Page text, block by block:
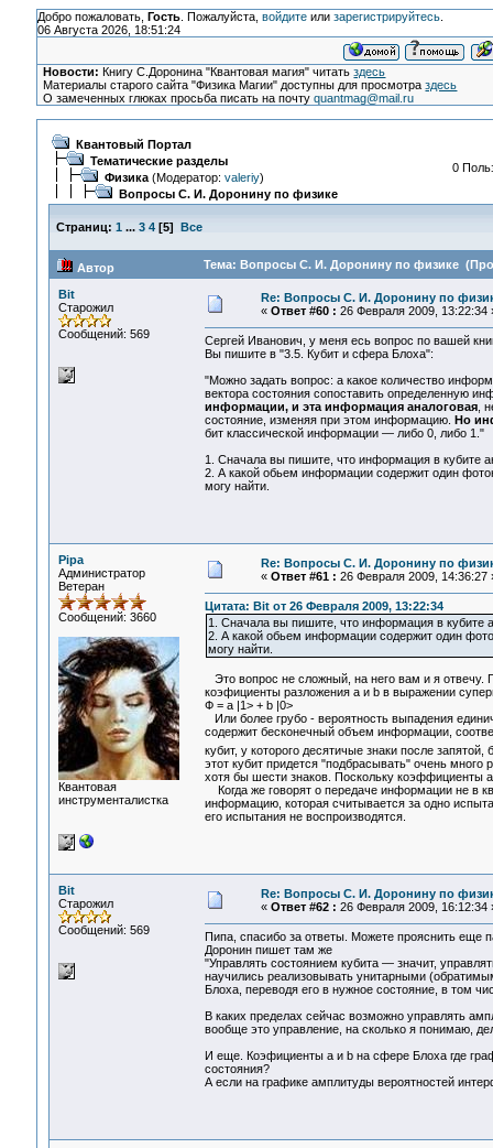
Добро пожаловать, Гость. Пожалуйста, войдитеили зарегистрируйтесь.
06 Августа 2026, 18:51:24
Новости: Книгу С.Доронина "Квантовая магия" читатьздесь
Материалы старого сайта "Физика Магии" доступны для просмотраздесь
О замеченных глюках просьба писать на почтуquantmag@mail.ru
Квантовый Портал
Тематические разделы
Физика(Модератор: valeriy)
Вопросы С. И. Доронину по физике
0
Страниц: 1 ... 3 4[5] Все
Автор Тема: Вопросы С. И. Доронину по физике
Bit
Старожил
Сообщений: 569
Re: Вопросы С. И. Доронину по
« Ответ #60 : 26 Февраля 2009, 13:22:34
Сергей Иванович, у меня есь вопрос по вашей
Вы пишите в "3.5. Кубит и сфера Блоха":
"Можно задать вопрос: а какое количество
вектора состояния сопоставить определенную
информации, и эта информация аналоговая,
состояние, изменяя при этом информацию.
Но
бит классической информации — либо 0, либо 1."
1. Сначала вы пишите, что информация в кубите
2. А какой обьем информации содержит один
могу найти.
Pipa
Администратор
Ветеран
Сообщений: 3660
Квантовая
инструменталистка
Re: Вопросы С. И. Доронину по
« Ответ #61 : 26 Февраля 2009, 14:36:27
Цитата: Bit от 26 Февраля 2009, 13:22:34
1. Сначала вы пишите, что информация в кубите
2. А какой обьем информации содержит один
могу найти.
Это вопрос не сложный, на него вам и я отвечу.
коэфициенты разложения a и b в выражении
Ф = a |1> + b |0>
Или более грубо - вероятность выпадения
содержит бесконечный объем информации,
кубит, у которого десятичые знаки после
этот кубит придется "подбрасывать" очень много
хотя бы шести знаков. Поскольку коэффициенты
Когда же говорят о передаче информации не в
информацию, которая считывается за одно
его испытания не воспроизводятся.
Bit
Старожил
Сообщений: 569
Re: Вопросы С. И. Доронину по
« Ответ #62 : 26 Февраля 2009, 16:12:34
Пипа, спасибо за ответы. Можете прояснить еще
Доронин пишет там же
"Управлять состоянием кубита — значит,
научились реализовывать унитарными
Блоха, переводя его в нужное состояние, в том
В каких пределах сейчас возможно управлять
вообще это управление, на сколько я понимаю,
И еще. Коэфициенты a и b на сфере Блоха где
состояния?
А если на графике амплитуды вероятностей